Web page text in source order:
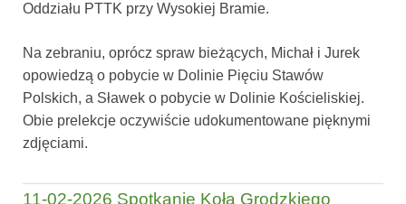
Oddziału PTTK przy Wysokiej Bramie.
Na zebraniu, oprócz spraw bieżących, Michał i Jurek
opowiedzą o pobycie w Dolinie Pięciu Stawów
Polskich, a Sławek o pobycie w Dolinie Kościeliskiej.
Obie prelekcje oczywiście udokumentowane pięknymi
zdjęciami.
11-02-2026 Spotkanie Koła Grodzkiego